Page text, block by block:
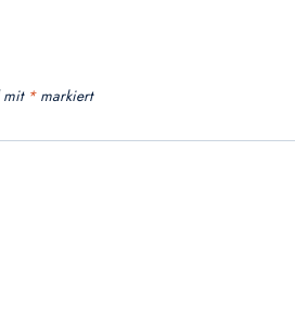
mit *markiert